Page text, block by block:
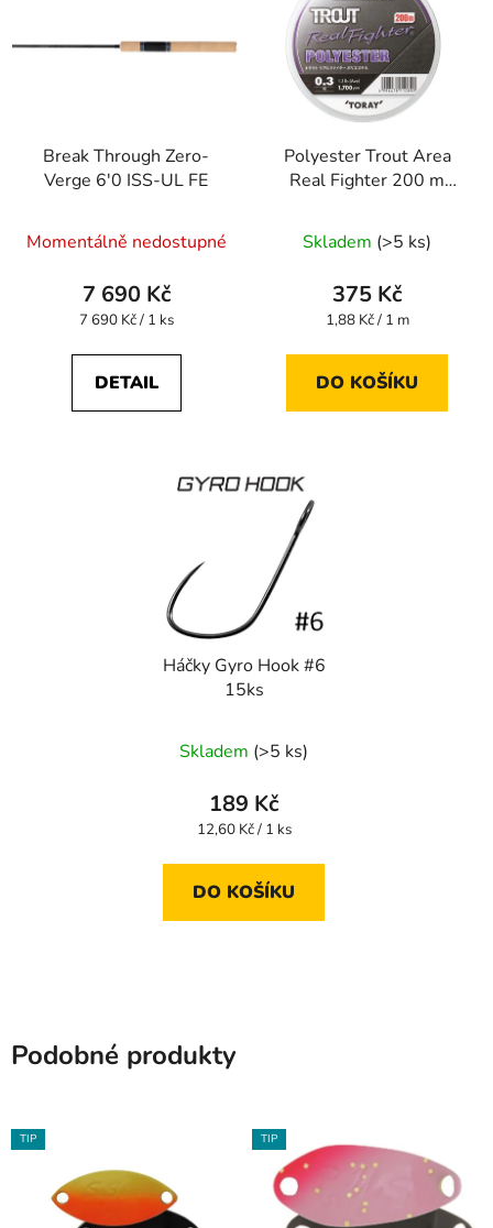
Break Through Zero-
Verge 6'0 ISS-UL FE
Momentálně nedostupné
7 690 Kč
Měrná
7 690 Kč / 1 ks
DETAIL
Polyester Trout Area
Real Fighter 200 m
Skladem (>5 ks)
375 Kč
Měrná
1,88 Kč / 1 m
DO KOŠÍKU
Háčky Gyro Hook #6
15ks
Skladem (>5 ks)
189 Kč
Měrná
12,60 Kč / 1 ks
DO KOŠÍKU
Podobné produkty
TIP TIP